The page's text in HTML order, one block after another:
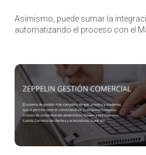
Asimismo, puede sumar la
automatizando el proceso con el